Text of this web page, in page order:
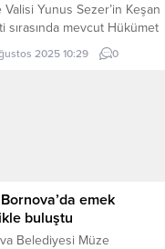
Valisi Yunus Sezer’in Keşan
sırasında mevcut Hükümet
yıkılarak yerine modern
inşa edileceğini
açıkladı. Erdoğan
/ EDİRNE (İGFA) –
2025 10:29 0
emek
buluştu
Belediyesi Müze